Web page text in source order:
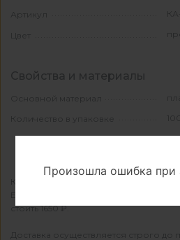
Артикул
Цвет
Свойства и материалы
Основной материал
Количество в упаковке 100
КДМ осуществляет бесплатную
стоить 1650 ₽.
Доставка осуществляется строго до
Произошла ошибка при